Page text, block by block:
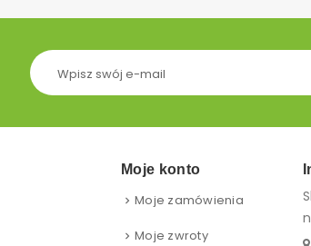
Moje konto
Moje zamówienia
Moje zwroty